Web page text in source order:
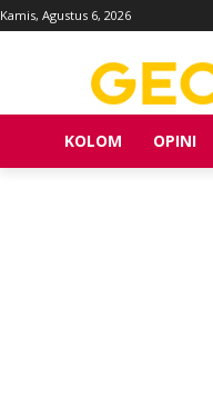
Kamis, Agustus 6, 2026
KOLOM OPINI